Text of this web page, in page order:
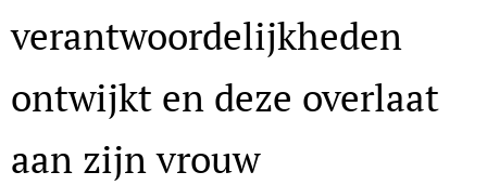
verantwoordelijkheden
ontwijkt en deze overlaat
aan zijn vrouw